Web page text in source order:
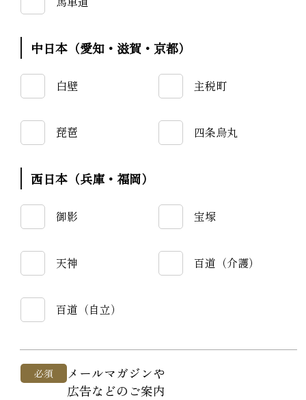
中日本（愛知・滋賀・京都）
白壁 主税町
琵琶 四条烏丸
西日本（兵庫・福岡）
御影 宝塚
天神 百道（介護）
百道（自立）
必須
メールマガジンや
広告などのご案内